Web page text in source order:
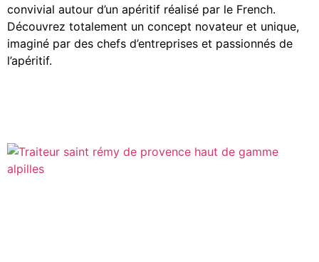
convivial autour d’un apéritif réalisé par le French.
Découvrez totalement un concept novateur et unique,
imaginé par des chefs d’entreprises et passionnés de
l’apéritif.